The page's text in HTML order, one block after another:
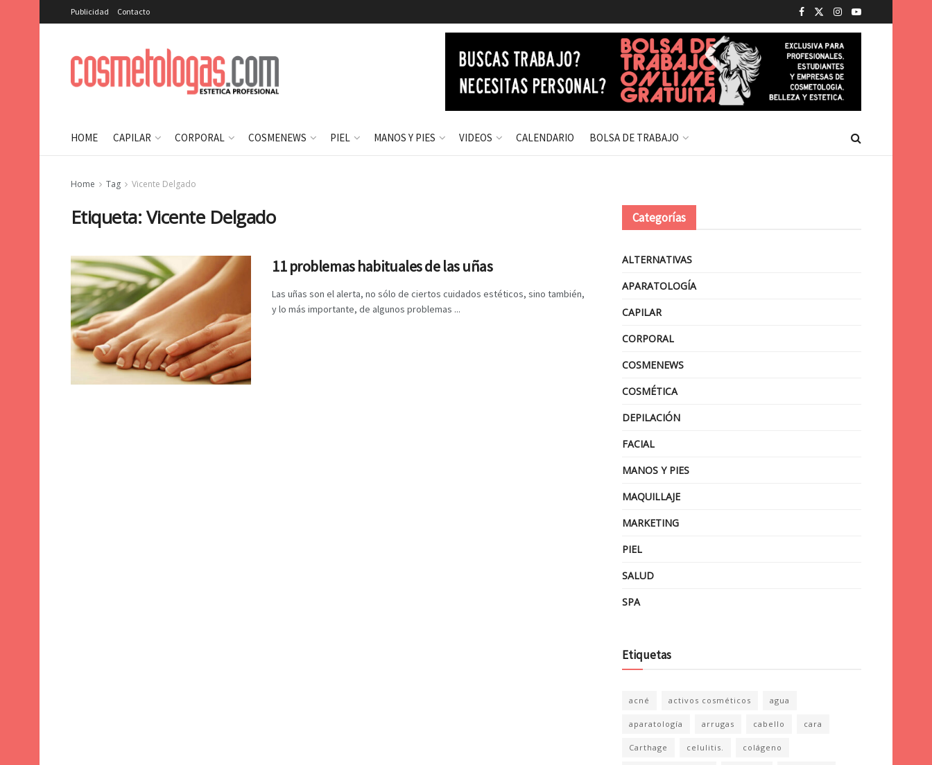
Publicidad Contacto
HOME CAPILAR CORPORAL COSMENEWS PIEL MANOS Y PIES VIDEOS CALENDARIO BOLSA DE TRABAJO
Home Tag Vicente Delgado
Etiqueta:Vicente Delgado
11 problemas habituales de las uñas
Las uñas son el alerta, no sólo de ciertos cuidados estéticos, sino también,
y lo más importante, de algunos problemas ...
Categorías
ALTERNATIVAS
APARATOLOGÍA
CAPILAR
CORPORAL
COSMENEWS
COSMÉTICA
DEPILACIÓN
FACIAL
MANOS Y PIES
MAQUILLAJE
MARKETING
PIEL
SALUD
SPA
Etiquetas
acné activos cosméticos agua
aparatología arrugas cabello cara
Carthage celulitis. colágeno